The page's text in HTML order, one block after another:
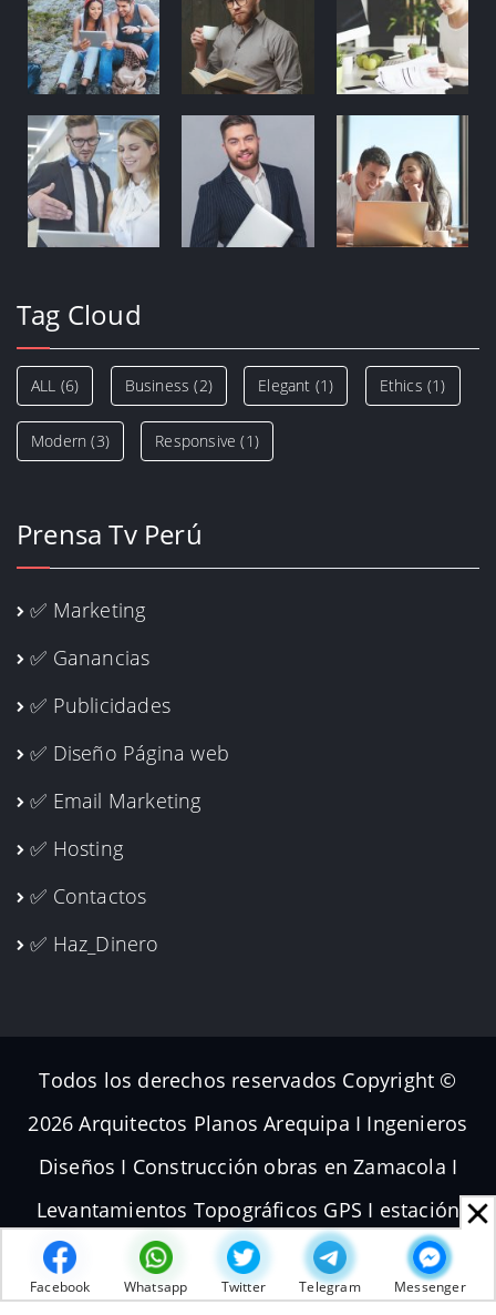
Facebook Whatsapp Twitter Telegram Messenger
Tag Cloud
ALL (6) Business (2) Elegant (1) Ethics (1)
Modern (3) Responsive (1)
Prensa Tv Perú
✅ Marketing
✅ Ganancias
✅ Publicidades
✅ Diseño Página web
✅ Email Marketing
✅ Hosting
✅ Contactos
✅ Haz_Dinero
Todos los derechos reservados Copyright ©
2026 Arquitectos Planos Arequipa I Ingenieros
Diseños I Construcción obras en Zamacola I
Levantamientos Topográficos GPS I estación
total Dron I Volador Planos de Subdivisiones I
Terrenos Parcelas Topografías | [WWW.GTEI.PE]